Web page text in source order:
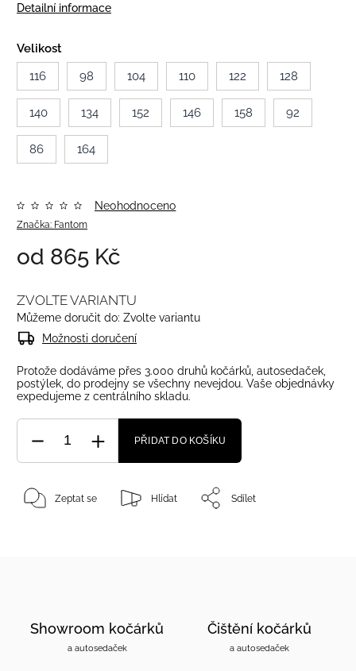
Detailní informace
Velikost
116
98 104 110 122 128
140 134 152 146 158 92
86 164
Značka: Fantom
Neohodnoceno
od 865 Kč
ZVOLTE VARIANTU
Můžeme doručit do: Zvolte variantu
Možnosti doručení
Protože dodáváme přes 3.000 druhů kočárků, autosedaček,
postýlek, do prodejny se všechny nevejdou. Vaše objednávky
expedujeme z centrálního skladu.
PŘIDAT DO KOŠÍKU
Zeptat se Hlídat Sdílet
Showroom kočárků
a autosedaček
Čištění kočárků
a autosedaček